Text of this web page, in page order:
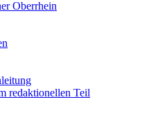
Oberrhein
redaktionellen Teil